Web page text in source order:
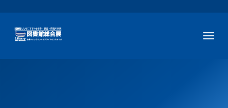
ー
用
メ